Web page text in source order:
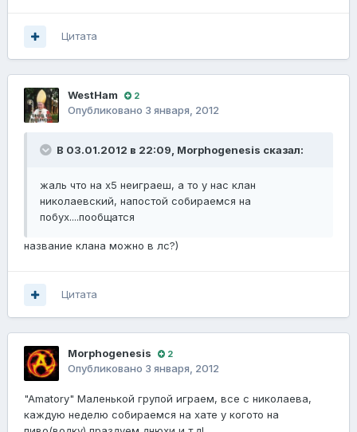
Цитата
WestHam 2
Опубликовано 3 января, 2012
В 03.01.2012 в 22:09, Morphogenesis сказал:
жаль что на х5 неиграеш, а то у нас клан
николаевский, напостой собираемся на
побух....пообщатся
название клана можно в лс?)
Цитата
Morphogenesis 2
Опубликовано 3 января, 2012
"Amatory" Маленькой групой играем, все с николаева,
каждую неделю собираемся на хате у когото на